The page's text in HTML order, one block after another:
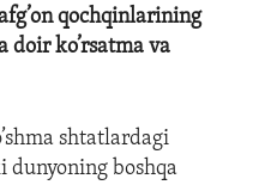
qochqinlarining
doir ko’rsatma va
shtatlardagi
dunyoning boshqa